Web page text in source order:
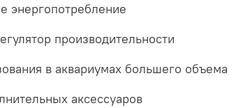
энергопотребление
производительности
в аквариумах большего объема
аксессуаров